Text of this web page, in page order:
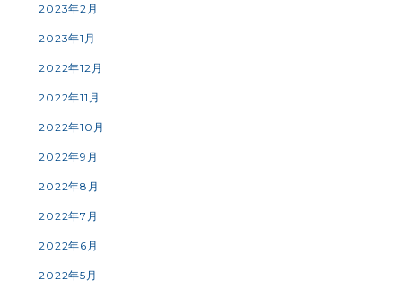
2023年2月
2023年1月
2022年12月
2022年11月
2022年10月
2022年9月
2022年8月
2022年7月
2022年6月
2022年5月